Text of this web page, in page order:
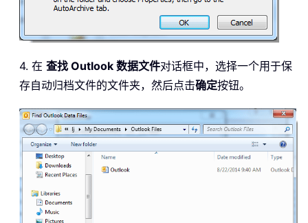
4. 在 查找 Outlook 数据文件对话框中，选择一个用于保
存自动归档文件的文件夹，然后点击确定按钮。